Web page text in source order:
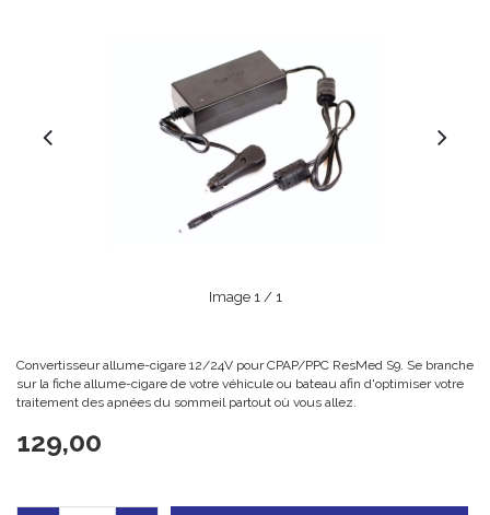
Image 1/ 1
Convertisseur allume-cigare 12/24V pour CPAP/PPC ResMed S9. Se branche
sur la fiche allume-cigare de votre véhicule ou bateau afin d'optimiser votre
traitement des apnées du sommeil partout où vous allez.
129,00